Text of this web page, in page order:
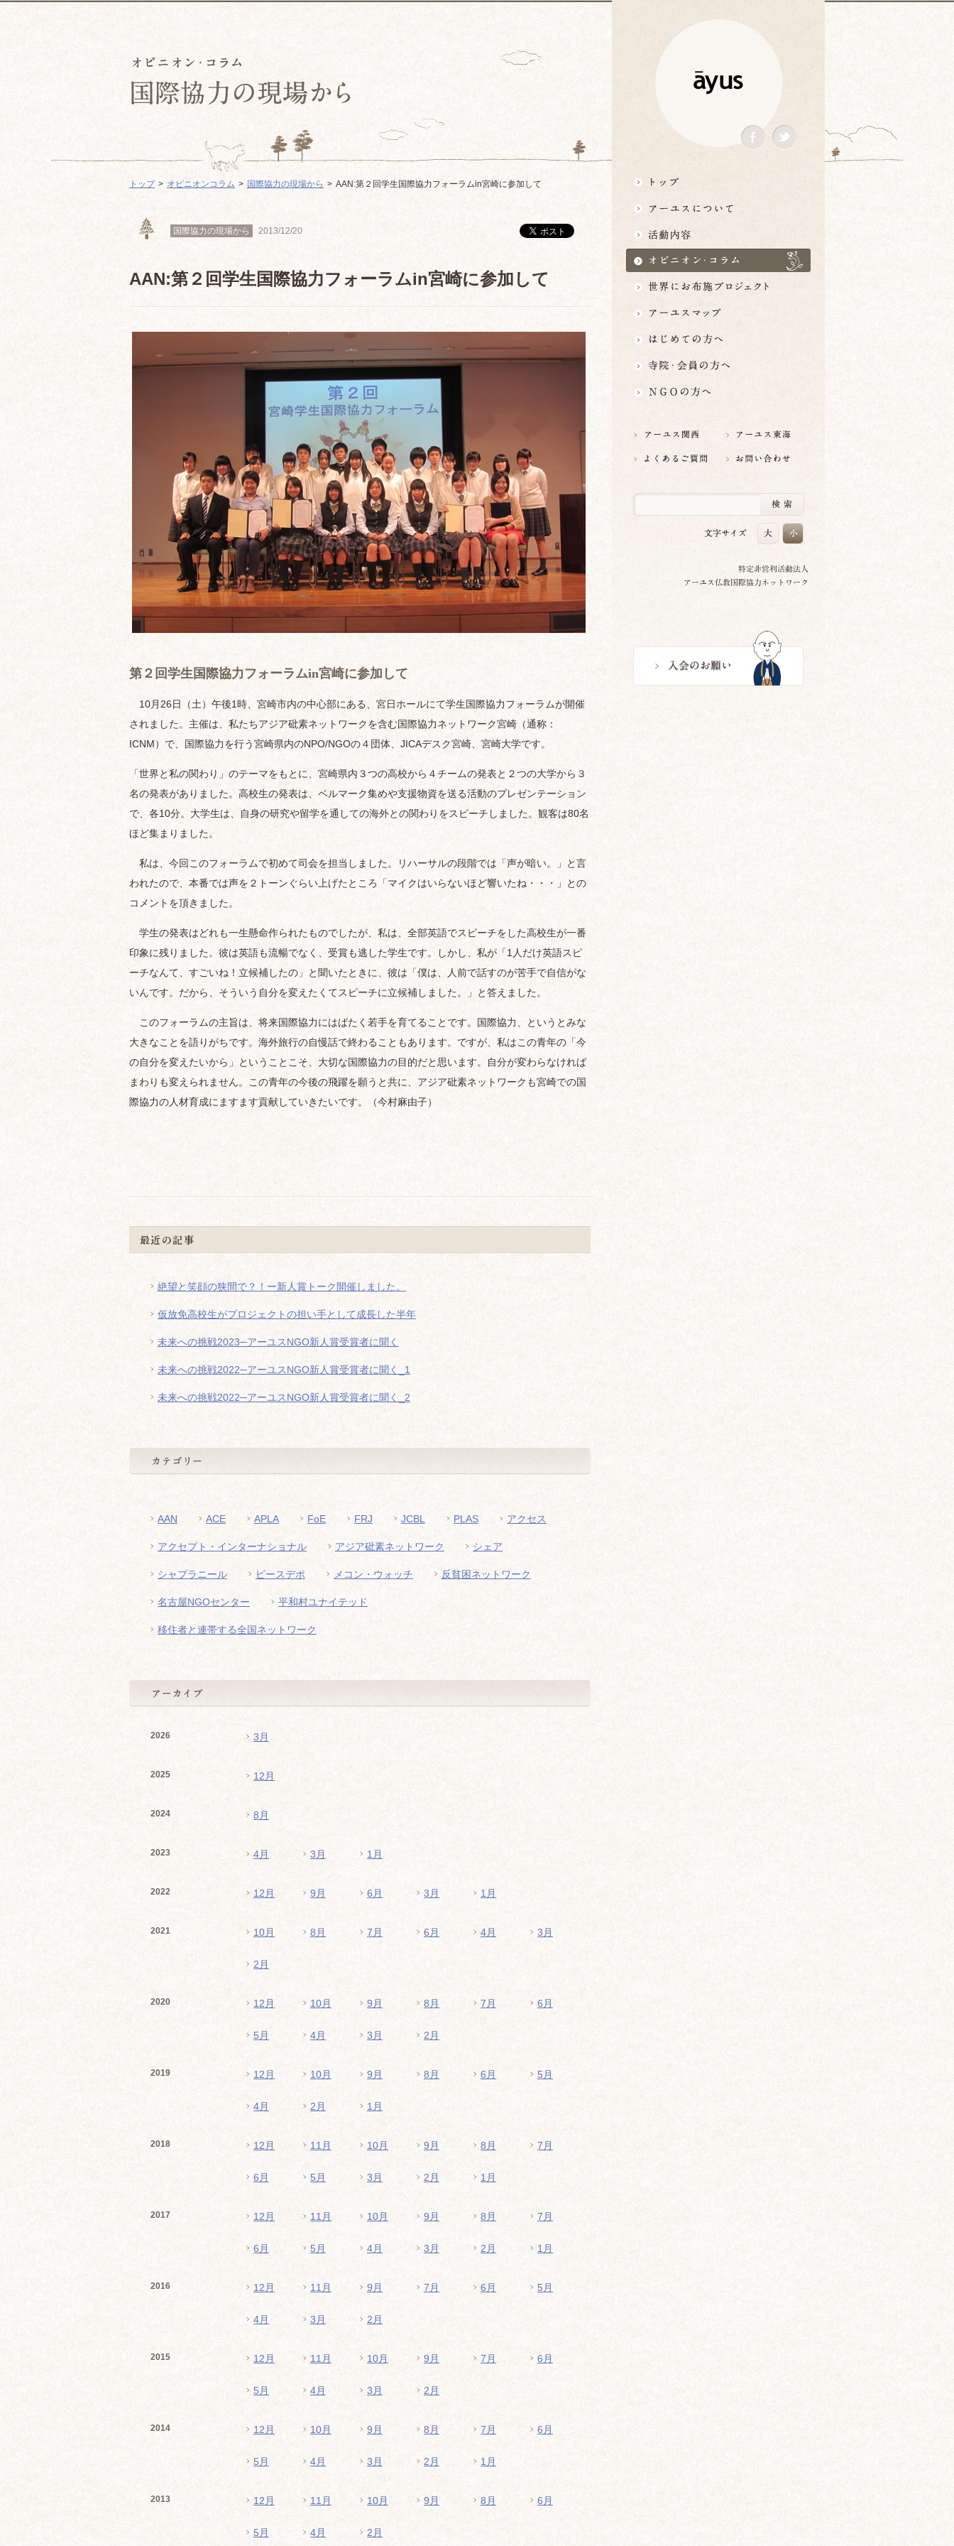
トップ オピニオンコラム 国際協力の現場から AAN:第２回学生国際協力フォーラムin宮崎に参加して
国際協力の現場から 2013/12/20
AAN:第２回学生国際協力フォーラムin宮崎に参加して
第２回学生国際協力フォーラムin宮崎に参加して
10月26日（土）午後1時、宮崎市内の中心部にある、宮日ホールにて学生国際協力フォーラムが開催
されました。主催は、私たちアジア砒素ネットワークを含む国際協力ネットワーク宮崎（通称：
ICNM）で、国際協力を行う宮崎県内のNPO/NGOの４団体、JICAデスク宮崎、宮崎大学です。
「世界と私の関わり」のテーマをもとに、宮崎県内３つの高校から４チームの発表と２つの大学から３
名の発表がありました。高校生の発表は、ベルマーク集めや支援物資を送る活動のプレゼンテーション
で、各10分。大学生は、自身の研究や留学を通しての海外との関わりをスピーチしました。観客は80名
ほど集まりました。
私は、今回このフォーラムで初めて司会を担当しました。リハーサルの段階では「声が暗い。」と言
われたので、本番では声を２トーンぐらい上げたところ「マイクはいらないほど響いたね・・・」との
コメントを頂きました。
学生の発表はどれも一生懸命作られたものでしたが、私は、全部英語でスピーチをした高校生が一番
印象に残りました。彼は英語も流暢でなく、受賞も逃した学生です。しかし、私が「1人だけ英語スピ
ーチなんて、すごいね！立候補したの」と聞いたときに、彼は「僕は、人前で話すのが苦手で自信がな
いんです。だから、そういう自分を変えたくてスピーチに立候補しました。」と答えました。
このフォーラムの主旨は、将来国際協力にはばたく若手を育てることです。国際協力、というとみな
大きなことを語りがちです。海外旅行の自慢話で終わることもあります。ですが、私はこの青年の「今
の自分を変えたいから」ということこそ、大切な国際協力の目的だと思います。自分が変わらなければ
まわりも変えられません。この青年の今後の飛躍を願うと共に、アジア砒素ネットワークも宮崎での国
際協力の人材育成にますます貢献していきたいです。（今村麻由子）
最近の記事
絶望と笑顔の狭間で？！ー新人賞トーク開催しました。
仮放免高校生がプロジェクトの担い手として成長した半年
未来への挑戦2023─アーユスNGO新人賞受賞者に聞く
未来への挑戦2022─アーユスNGO新人賞受賞者に聞く_1
未来への挑戦2022─アーユスNGO新人賞受賞者に聞く_2
AAN ACE APLA FoE FRJ JCBL PLAS アクセス
アクセプト・インターナショナル アジア砒素ネットワーク シェア
シャプラニール ピースデポ メコン・ウォッチ 反貧困ネットワーク
名古屋NGOセンター 平和村ユナイテッド
移住者と連帯する全国ネットワーク
2026 3月
2025 12月
2024 8月
2023 4月 3月 1月
2022 12月 9月 6月 3月 1月
2021 10月 8月 7月 6月 4月 3月
2月
2020 12月 10月 9月 8月 7月 6月
5月 4月 3月 2月
2019 12月 10月 9月 8月 6月 5月
4月 2月 1月
2018 12月 11月 10月 9月 8月 7月
6月 5月 3月 2月 1月
2017 12月 11月 10月 9月 8月 7月
6月 5月 4月 3月 2月 1月
2016 12月 11月 9月 7月 6月 5月
4月 3月 2月
2015 12月 11月 10月 9月 7月 6月
5月 4月 3月 2月
2014 12月 10月 9月 8月 7月 6月
5月 4月 3月 2月 1月
2013 12月 11月 10月 9月 8月 6月
5月 4月 2月